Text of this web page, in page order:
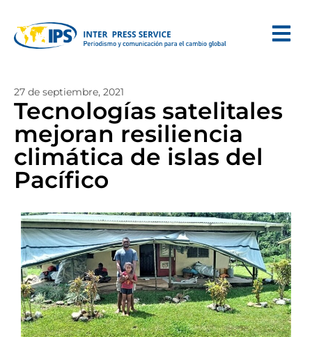
27 de septiembre, 2021
Tecnologías satelitales
mejoran resiliencia
climática de islas del
Pacífico